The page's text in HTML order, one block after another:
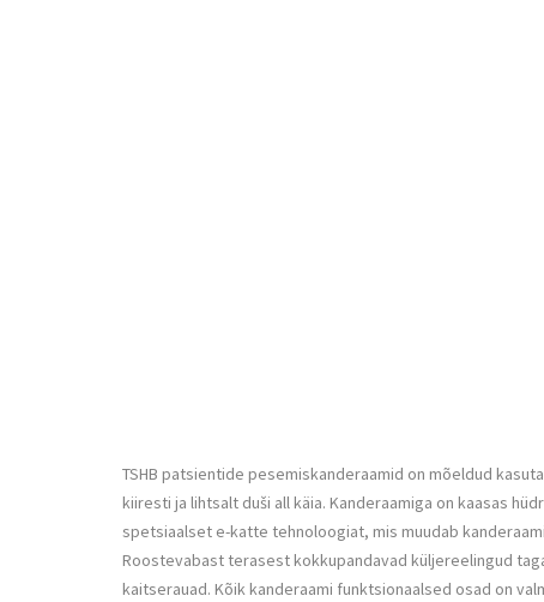
TSHB patsientide pesemiskanderaamid on mõeldud
kiiresti ja lihtsalt duši all käia. Kanderaamiga on kaasas
spetsiaalset e-katte tehnoloogiat, mis muudab
Roostevabast terasest kokkupandavad küljereelingud
kaitserauad. Kõik kanderaami funktsionaalsed osad on